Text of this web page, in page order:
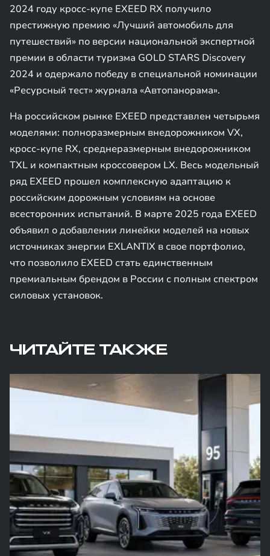
2024 году кросс-купе EXEED RX получило
престижную премию «Лучший автомобиль для
путешествий» по версии национальной экспертной
премии в области туризма GOLD STARS Discovery
2024 и одержало победу в специальной номинации
«Ресурсный тест» журнала «Автопанорама».
На российском рынке EXEED представлен четырьмя
моделями: полноразмерным внедорожником VX,
кросс-купе RX, среднеразмерным внедорожником
TXL и компактным кроссовером LX. Весь модельный
ряд EXEED прошел комплексную адаптацию к
российским дорожным условиям на основе
всесторонних испытаний. В марте 2025 года EXEED
объявил о добавлении линейки моделей на новых
источниках энергии EXLANTIX в свое портфолио,
что позволило EXEED стать единственным
премиальным брендом в России с полным спектром
силовых установок.
ЧИТАЙТЕ ТАКЖЕ